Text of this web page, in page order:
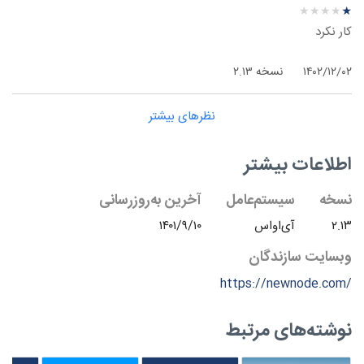
★★★★★
★
★
★
★
★
کار نکرد
۱۴۰۲/۱۲/۰۲ نسخه ۲.۱۳
نظرهای بیشتر
اطلاعات بیشتر
نسخه
۲.۱۳
سیستم‌عامل
آی‌اواس
آخرین به‌روزرسانی
۱۴۰۱/۹/۱۰
وبسایت سازندگان
https://newnode.com/
نوشته‌های مرتبط